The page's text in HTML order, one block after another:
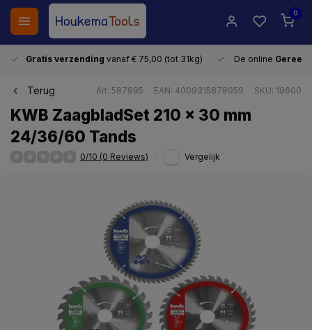
0
Gratis verzending vanaf € 75,00 (tot 31kg) De online
Terug Art: 587895 EAN: 4009315878959 SKU: 19600
KWB ZaagbladSet 210 x 30 mm
24/36/60 Tands
0/10 (0 Reviews) Vergelijk